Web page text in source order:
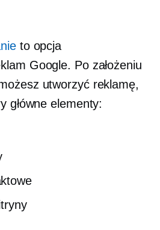
to opcja
Google. Po założeniu
utworzyć reklamę,
główne elementy: